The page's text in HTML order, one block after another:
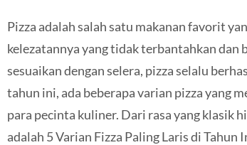
Pizza adalah salah satu makanan favorit
kelezatannya yang tidak terbantahkan dan
sesuaikan dengan selera, pizza selalu
tahun ini, ada beberapa varian pizza yang
para pecinta kuliner. Dari rasa yang klasik
adalah 5 Varian Fizza Paling Laris di Tahun